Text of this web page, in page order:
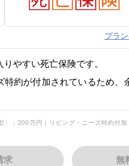
プラ
やすい死亡保険です。
特約が付加されているため
〕：200万円｜リビング・ニーズ特約付
無
求